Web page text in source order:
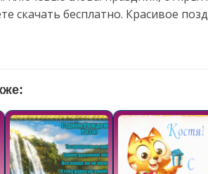
скачать бесплатно. Красивое